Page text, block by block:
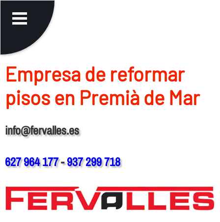
Empresa de reformar
pisos en Premià de Mar
info@fervalles.es
627 964 177-937 299 718